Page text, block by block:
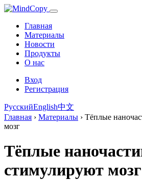
Главная
Материалы
Новости
Продукты
О нас
Вход
Регистрация
РусскийEnglish中文
Главная › Материалы › Тёплые
мозг
Тёплые
стимулируют мозг